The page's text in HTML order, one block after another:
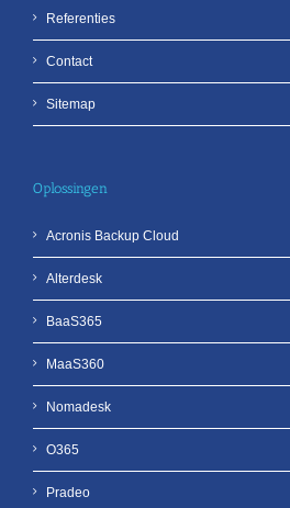
Referenties
Contact
Sitemap
Oplossingen
Acronis Backup Cloud
Alterdesk
BaaS365
MaaS360
Nomadesk
O365
Pradeo